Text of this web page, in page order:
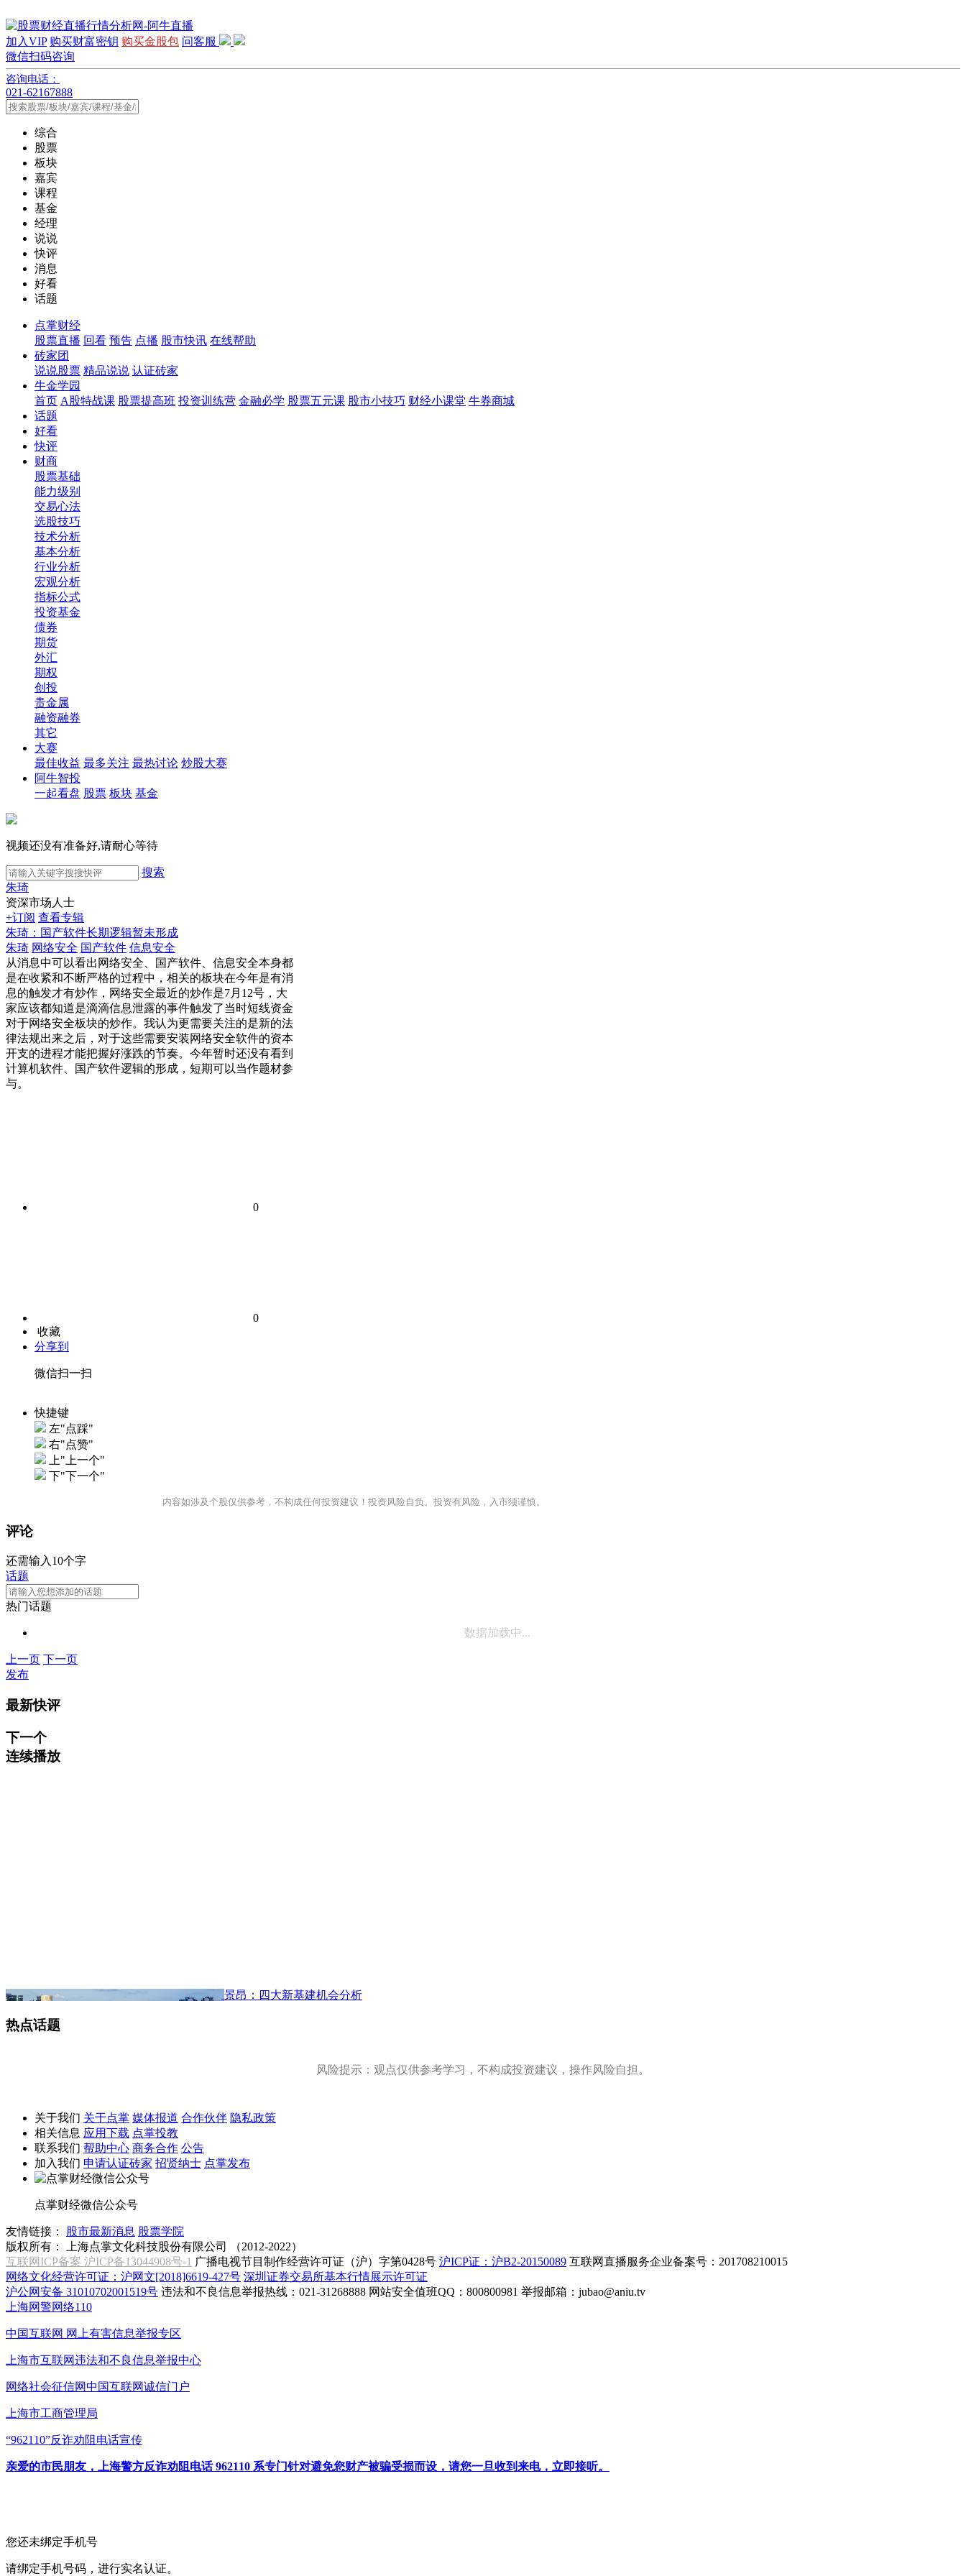
加入VIP 购买财富密钥 购买金股包 问客服
微信扫码咨询
咨询电话：
021-62167888
综合
股票
板块
嘉宾
课程
基金
经理
说说
快评
消息
好看
话题
点掌财经
股票直播 回看 预告 点播 股市快讯 在线帮助
砖家团
说说股票 精品说说 认证砖家
牛金学园
首页 A股特战课 股票提高班 投资训练营 金融必学 股票五元课 股市小技巧 财经小课堂 牛券商城
话题
好看
快评
财商
股票基础
能力级别
交易心法
选股技巧
技术分析
基本分析
行业分析
宏观分析
指标公式
投资基金
债券
期货
外汇
期权
创投
贵金属
融资融券
其它
大赛
最佳收益 最多关注 最热讨论 炒股大赛
阿牛智投
一起看盘 股票 板块 基金
视频还没有准备好,请耐心等待
搜索
朱琦
资深市场人士
+订阅 查看专辑
朱琦：国产软件长期逻辑暂未形成
朱琦 网络安全 国产软件 信息安全
从消息中可以看出网络安全、国产软件、信息安全本身都
是在收紧和不断严格的过程中，相关的板块在今年是有消
息的触发才有炒作，网络安全最近的炒作是7月12号，大
家应该都知道是滴滴信息泄露的事件触发了当时短线资金
对于网络安全板块的炒作。我认为更需要关注的是新的法
律法规出来之后，对于这些需要安装网络安全软件的资本
开支的进程才能把握好涨跌的节奏。今年暂时还没有看到
计算机软件、国产软件逻辑的形成，短期可以当作题材参
与。
0
0
收藏
分享到
微信扫一扫
快捷键
左"点踩"
右"点赞"
上"上一个"
下"下一个"
内容如涉及个股仅供参考，不构成任何投资建议！投资风险自负。投资有风险，入市须谨慎。
评论
还需输入10个字
话题
热门话题
数据加载中...
上一页 下一页
发布
最新快评
下一个
连续播放
景昂：四大新基建机会分析
热点话题
风险提示：观点仅供参考学习，不构成投资建议，操作风险自担。
关于我们 关于点掌 媒体报道 合作伙伴 隐私政策
相关信息 应用下载 点掌投教
联系我们 帮助中心 商务合作 公告
加入我们 申请认证砖家 招贤纳士 点掌发布
点掌财经微信公众号
友情链接： 股市最新消息 股票学院
版权所有：
上海点掌文化科技股份有限公司 （2012-2022）
互联网ICP备案 沪ICP备13044908号-1 广播电视节目制作经营许可证（沪）字第0428号 沪ICP证：沪B2-20150089 互联网直播服务企业备案号：201708210015
网络文化经营许可证：沪网文[2018]6619-427号 深圳证券交易所基本行情展示许可证
沪公网安备 31010702001519号 违法和不良信息举报热线：021-31268888 网站安全值班QQ：800800981 举报邮箱： jubao@aniu.tv
上海网警网络110
中国互联网 网上有害信息举报专区
上海市互联网违法和不良信息举报中心
网络社会征信网中国互联网诚信门户
上海市工商管理局
“962110”反诈劝阻电话宣传
亲爱的市民朋友，上海警方反诈劝阻电话 962110 系专门针对避免您财产被骗受损而设，请您一旦收到来电，立即接听。
您还未绑定手机号
请绑定手机号码，进行实名认证。